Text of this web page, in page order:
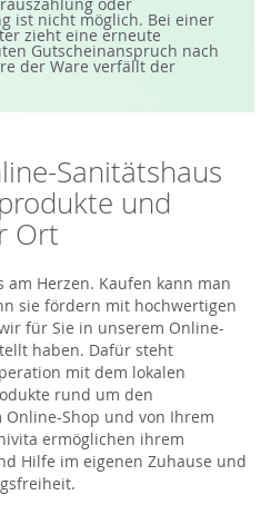
oder
ist nicht möglich. Bei einer
zieht eine erneute
Gutscheinanspruch nach
der Ware verfällt der
Sanitätshaus
und
Ort
Herzen. Kaufen kann man
sie fördern mit hochwertigen
für Sie in unserem Online-
haben. Dafür steht
mit dem lokalen
rund um den
Shop und von Ihrem
ermöglichen ihrem
Hilfe im eigenen Zuhause und